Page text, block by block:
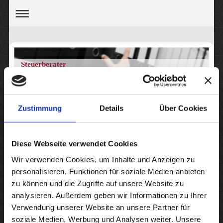
Zustimmung Details Über Cookies
Diese Webseite verwendet Cookies
Wir verwenden Cookies, um Inhalte und Anzeigen zu
personalisieren, Funktionen für soziale Medien anbieten
zu können und die Zugriffe auf unsere Website zu
analysieren. Außerdem geben wir Informationen zu Ihrer
Verwendung unserer Website an unsere Partner für
soziale Medien, Werbung und Analysen weiter. Unsere
Steuerberater
Michael Schulz
Qualifizierte und freundliche
Unterstützung
Haben Sie Fragen oder benötigen Sie Hilfe bei
Betriebsprüfungen, Unternehmensnachfolge oder anderen